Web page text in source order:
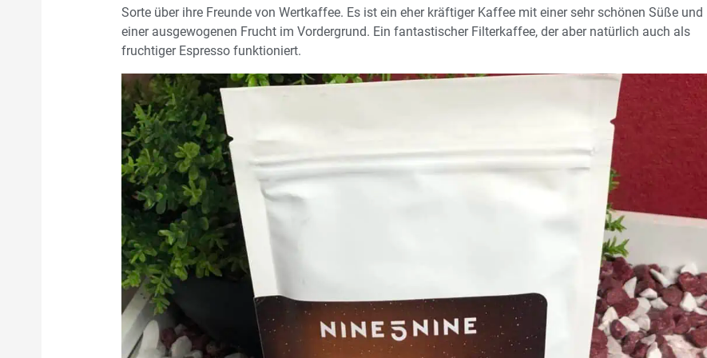
Sorte über ihre Freunde von Wertkaffee. Es ist ein eher kräftiger Kaffee mit einer sehr schönen Süße und
einer ausgewogenen Frucht im Vordergrund. Ein fantastischer Filterkaffee, der aber natürlich auch als
fruchtiger Espresso funktioniert.